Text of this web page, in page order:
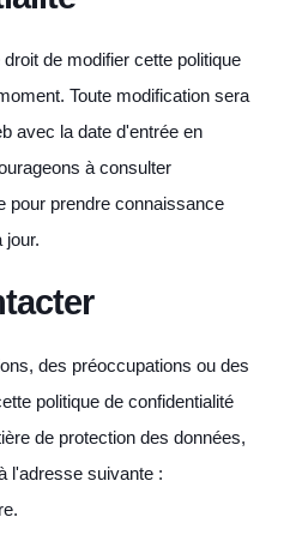
de modifier cette politique
Toute modification sera
avec la date d'entrée en
à consulter
pour prendre connaissance
jour.
des préoccupations ou des
politique de confidentialité
de protection des données,
l'adresse suivante :